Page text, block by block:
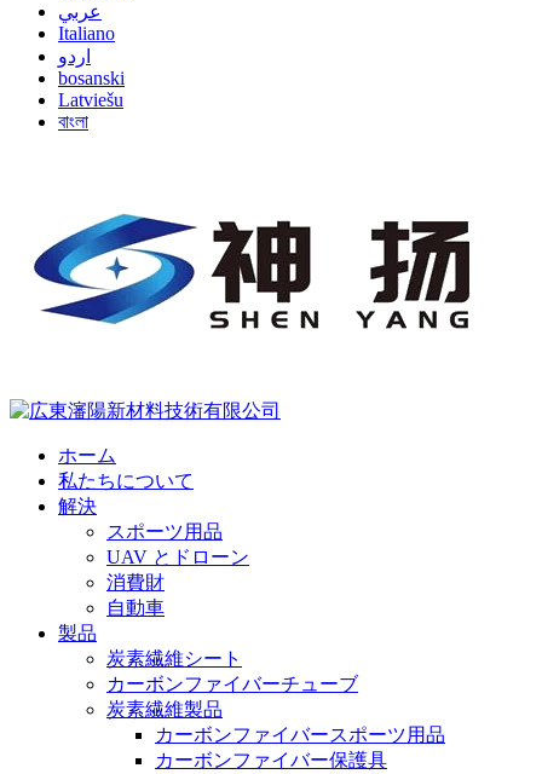
عربي
Italiano
اردو
bosanski
Latviešu
বাংলা
ホーム
私たちについて
解決
スポーツ用品
UAV とドローン
消費財
自動車
製品
炭素繊維シート
カーボンファイバーチューブ
炭素繊維製品
カーボンファイバースポーツ用品
カーボンファイバー保護具